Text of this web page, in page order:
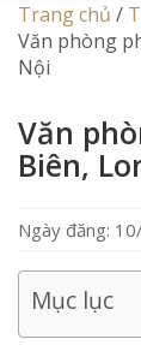
Trang chủ /
Văn phòng
Nội
Văn
Biên,
Ngày đăng:
Mục lục